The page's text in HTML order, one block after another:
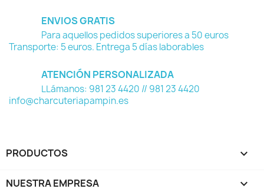
ENVIOS GRATIS
Para aquellos pedidos superiores a 50 euros
Transporte: 5 euros. Entrega 5 días laborables
ATENCIÓN PERSONALIZADA
LLámanos: 981 23 4420 // 981 23 4420
info@charcuteriapampin.es
PRODUCTOS 
NUESTRA EMPRESA 